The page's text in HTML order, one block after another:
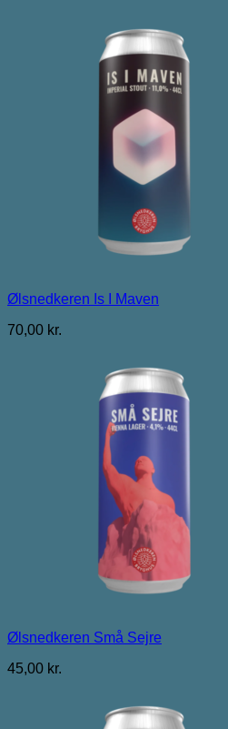
Ølsnedkeren Is I Maven
70,00 kr.
Ølsnedkeren Små Sejre
45,00 kr.